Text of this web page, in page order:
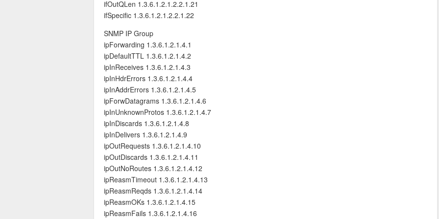
ifOutQLen 1.3.6.1.2.1.2.2.1.21
ifSpecific 1.3.6.1.2.1.2.2.1.22
SNMP IP Group
ipForwarding 1.3.6.1.2.1.4.1
ipDefaultTTL 1.3.6.1.2.1.4.2
ipInReceives 1.3.6.1.2.1.4.3
ipInHdrErrors 1.3.6.1.2.1.4.4
ipInAddrErrors 1.3.6.1.2.1.4.5
ipForwDatagrams 1.3.6.1.2.1.4.6
ipInUnknownProtos 1.3.6.1.2.1.4.7
ipInDiscards 1.3.6.1.2.1.4.8
ipInDelivers 1.3.6.1.2.1.4.9
ipOutRequests 1.3.6.1.2.1.4.10
ipOutDiscards 1.3.6.1.2.1.4.11
ipOutNoRoutes 1.3.6.1.2.1.4.12
ipReasmTimeout 1.3.6.1.2.1.4.13
ipReasmReqds 1.3.6.1.2.1.4.14
ipReasmOKs 1.3.6.1.2.1.4.15
ipReasmFails 1.3.6.1.2.1.4.16
分类